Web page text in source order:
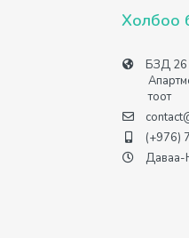
Холбоо
БЗД 26
тоот
(+976)
Даваа-